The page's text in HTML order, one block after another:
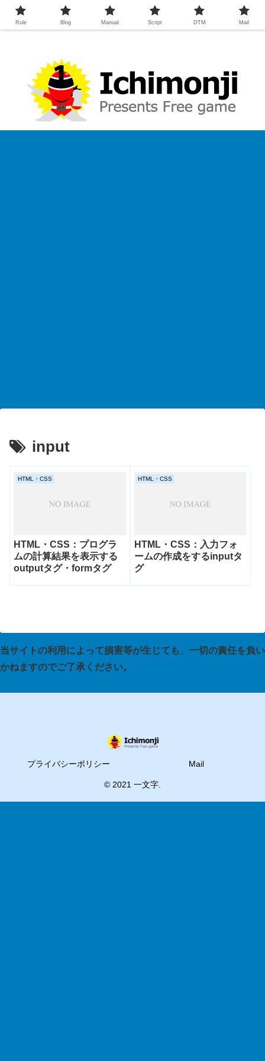
input
HTML・CSS
HTML・CSS：プログラ
ムの計算結果を表示する
outputタグ・formタグ
HTML・CSS
HTML・CSS：入力フォ
ームの作成をするinputタ
グ
当サイトの利用によって損害等が生じても、一切の責任を負い
かねますのでご了承ください。
プライバシーポリシー Mail
© 2021 一文字.
Rule Blog Manual Script DTM Mail